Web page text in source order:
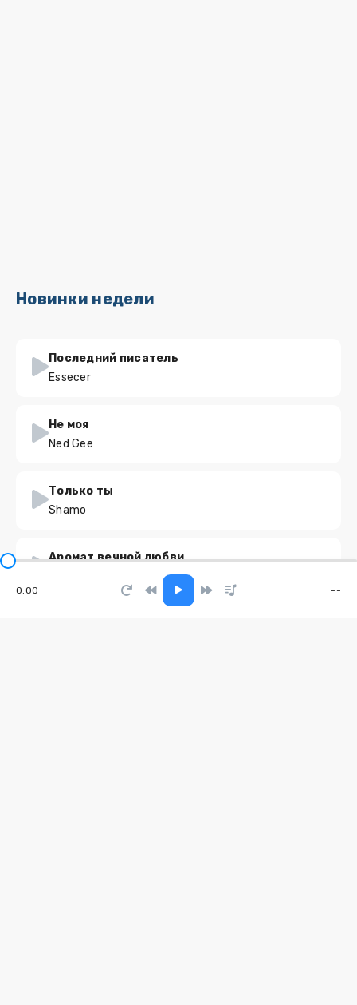
Новинки недели
Последний писатель
Essecer
Не моя
Ned Gee
Только ты
Shamo
Аромат вечной любви
0:00 --